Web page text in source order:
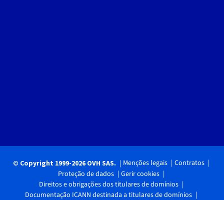
© Copyright 1999-2026 OVH SAS. Menções legais
Contratos
Proteção de dados
Gerir cookies
Direitos e obrigações dos titulares de domínios
Documentação ICANN destinada a titulares de domínios